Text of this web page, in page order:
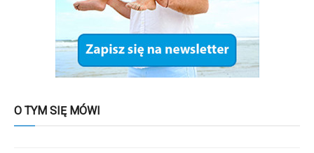
O TYM SIĘ MÓWI